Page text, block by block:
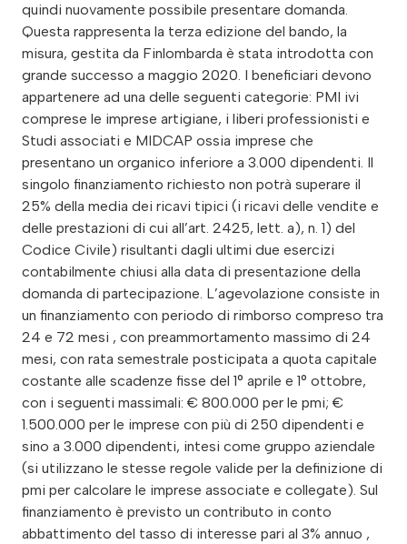
quindi nuovamente possibile presentare domanda.
Questa rappresenta la terza edizione del bando, la
misura, gestita da Finlombarda è stata introdotta con
grande successo a maggio 2020. I beneficiari devono
appartenere ad una delle seguenti categorie: PMI ivi
comprese le imprese artigiane, i liberi professionisti e
Studi associati e MIDCAP ossia imprese che
presentano un organico inferiore a 3.000 dipendenti. Il
singolo finanziamento richiesto non potrà superare il
25% della media dei ricavi tipici (i ricavi delle vendite e
delle prestazioni di cui all’art. 2425, lett. a), n. 1) del
Codice Civile) risultanti dagli ultimi due esercizi
contabilmente chiusi alla data di presentazione della
domanda di partecipazione. L’agevolazione consiste in
un finanziamento con periodo di rimborso compreso tra
24 e 72 mesi , con preammortamento massimo di 24
mesi, con rata semestrale posticipata a quota capitale
costante alle scadenze fisse del 1° aprile e 1° ottobre,
con i seguenti massimali: € 800.000 per le pmi; €
1.500.000 per le imprese con più di 250 dipendenti e
sino a 3.000 dipendenti, intesi come gruppo aziendale
(si utilizzano le stesse regole valide per la definizione di
pmi per calcolare le imprese associate e collegate). Sul
finanziamento è previsto un contributo in conto
abbattimento del tasso di interesse pari al 3% annuo ,